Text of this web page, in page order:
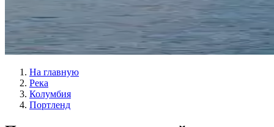
На главную
Река
Колумбия
Портленд